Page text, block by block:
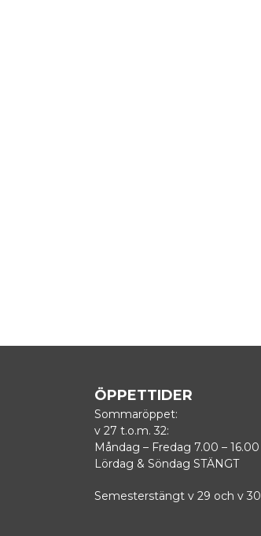
ÖPPETTIDER
Sommaröppet:
v 27 t.o.m. 32:
Måndag – Fredag 7.00 – 16.00
Lördag & Söndag STÄNGT
Semesterstängt v 29 och v 30